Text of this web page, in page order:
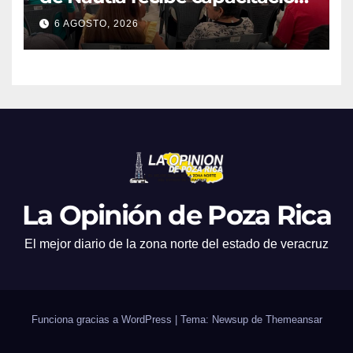
en atención a emergencias
6 AGOSTO, 2026
La Opinión de Poza Rica
El mejor diario de la zona norte del estado de veracruz
Funciona gracias a WordPress | Tema: Newsup de Themeansar